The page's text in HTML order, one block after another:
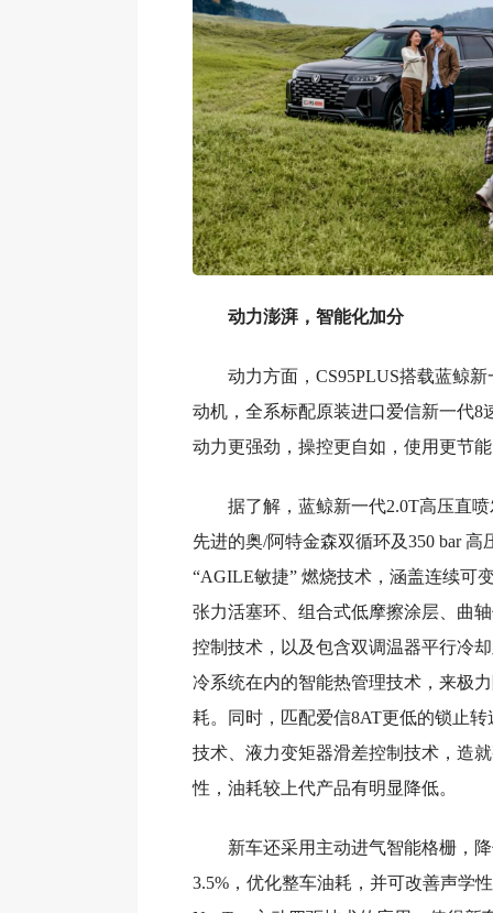
动力澎湃，智能化加分
动力方面，CS95PLUS搭载蓝鲸
动机，全系标配原装进口爱信新一代8
动力更强劲，操控更自如，使用更节
据了解，蓝鲸新一代2.0T高压直
先进的奥/阿特金森双循环及350 bar 高
“AGILE敏捷” 燃烧技术，涵盖连续可
张力活塞环、组合式低摩擦涂层、曲
控制技术，以及包含双调温器平行冷
冷系统在内的智能热管理技术，来极
耗。同时，匹配爱信8AT更低的锁止
技术、液力变矩器滑差控制技术，造
性，油耗较上代产品有明显降低。
新车还采用主动进气智能格栅，
3.5%，优化整车油耗，并可改善声学